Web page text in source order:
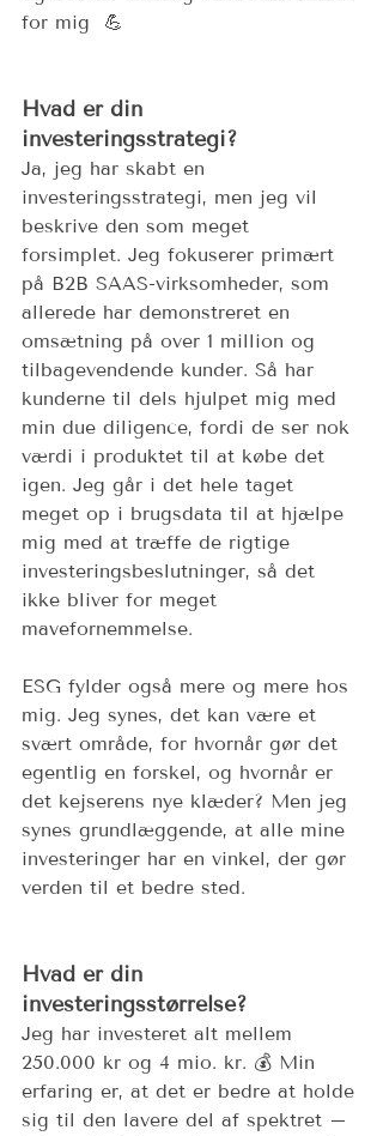
for mig  💪
Hvad er din
investeringsstrategi?
Ja, jeg har skabt en
investeringsstrategi, men jeg vil
beskrive den som meget
forsimplet. Jeg fokuserer primært
på B2B SAAS-virksomheder, som
allerede har demonstreret en
omsætning på over 1 million og
tilbagevendende kunder. Så har
kunderne til dels hjulpet mig med
min due diligence, fordi de ser nok
værdi i produktet til at købe det
igen. Jeg går i det hele taget
meget op i brugsdata til at hjælpe
mig med at træffe de rigtige
investeringsbeslutninger, så det
ikke bliver for meget
mavefornemmelse.
ESG fylder også mere og mere hos
mig. Jeg synes, det kan være et
svært område, for hvornår gør det
egentlig en forskel, og hvornår er
det kejserens nye klæder? Men jeg
synes grundlæggende, at alle mine
investeringer har en vinkel, der gør
verden til et bedre sted.
Hvad er din
investeringsstørrelse?
Jeg har investeret alt mellem
250.000 kr og 4 mio. kr. 💰 Min
erfaring er, at det er bedre at holde
sig til den lavere del af spektret –